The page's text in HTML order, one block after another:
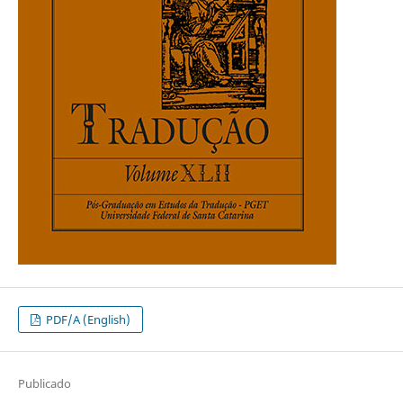
PDF/A (English)
Publicado